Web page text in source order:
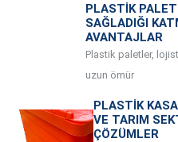
PLASTIK
SAĞLADIĞI
AVANTAJLAR
Plastik paletler,
uzun ömür
PLASTIK
VE TARIM
ÇÖZÜMLER